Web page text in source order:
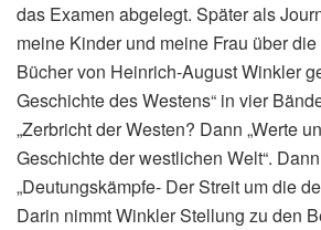
das Examen abgelegt. Später als
meine Kinder und meine Frau über
Bücher von Heinrich-August Winkler
Geschichte des Westens“ in vier
„Zerbricht der Westen? Dann „Werte
Geschichte der westlichen Welt“.
„Deutungskämpfe- Der Streit um die
Darin nimmt Winkler Stellung zu den